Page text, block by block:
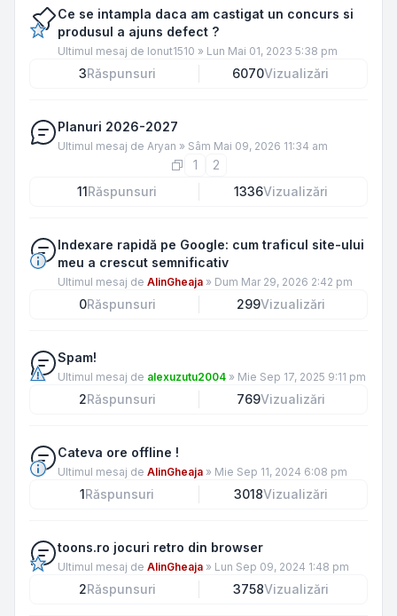
Ce se intampla daca am castigat un concurs si
produsul a ajuns defect ?
Ultimul mesaj de Ionut1510 » Lun Mai 01, 2023 5:38 pm
3Răspunsuri 6070Vizualizări
Planuri 2026-2027
Ultimul mesaj de Aryan » Sâm Mai 09, 2026 11:34 am
1
2
11Răspunsuri 1336Vizualizări
Indexare rapidă pe Google: cum traficul site-ului
meu a crescut semnificativ
Ultimul mesaj de AlinGheaja » Dum Mar 29, 2026 2:42 pm
0Răspunsuri 299Vizualizări
Spam!
Ultimul mesaj de alexuzutu2004 » Mie Sep 17, 2025 9:11 pm
2Răspunsuri 769Vizualizări
Cateva ore offline !
Ultimul mesaj de AlinGheaja » Mie Sep 11, 2024 6:08 pm
1Răspunsuri 3018Vizualizări
toons.ro jocuri retro din browser
Ultimul mesaj de AlinGheaja » Lun Sep 09, 2024 1:48 pm
2Răspunsuri 3758Vizualizări